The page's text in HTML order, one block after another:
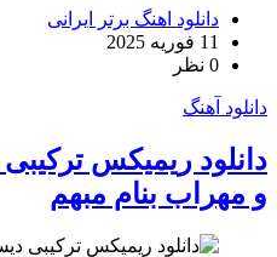
دانلود اهنگ برتر ایرانی
11 فوریه 2025
0 نظر
دانلود آهنگ
دانلود ریمیکس
و مهراب بنام مبهم